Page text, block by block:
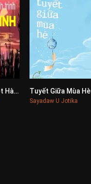
0Cuộc Đời Là Một Hành Trình Tâm Linh Tuyết Giữa Mùa Hè
Sayadaw U Jotika